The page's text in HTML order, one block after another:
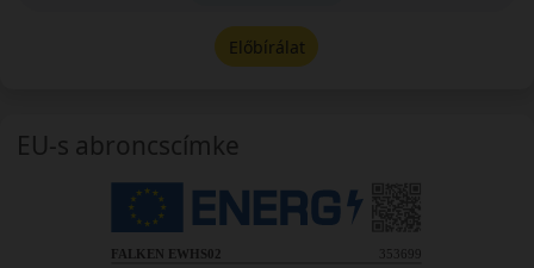
Előbírálat
EU-s abroncscímke